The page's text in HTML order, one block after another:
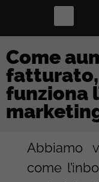
Come
fatturato,
funziona
Abbiamo
come